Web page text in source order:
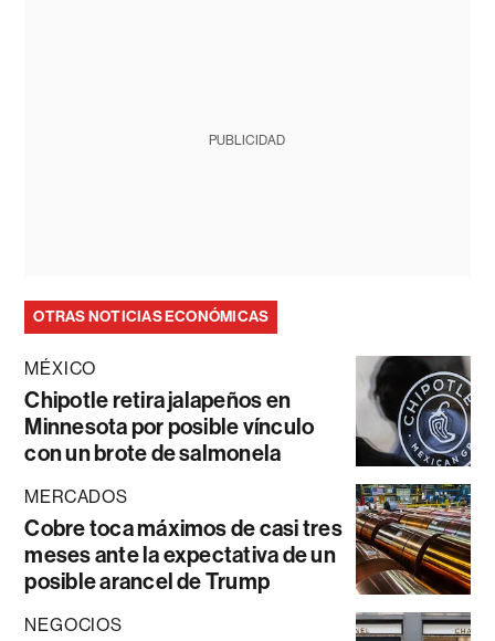
PUBLICIDAD
OTRAS NOTICIAS ECONÓMICAS
MÉXICO
Chipotle retira jalapeños en
Minnesota por posible vínculo
con un brote de salmonela
MERCADOS
Cobre toca máximos de casi tres
meses ante la expectativa de un
posible arancel de Trump
NEGOCIOS